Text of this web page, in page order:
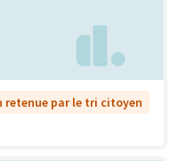
retenue par le tri citoyen